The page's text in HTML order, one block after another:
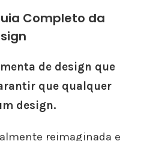
Completo da
de design que
que qualquer
design.
reimaginada e